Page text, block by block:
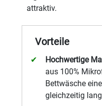
attraktiv.
Vorteile
Hochwertige
aus 100%
Bettwäsche
gleichzeitig